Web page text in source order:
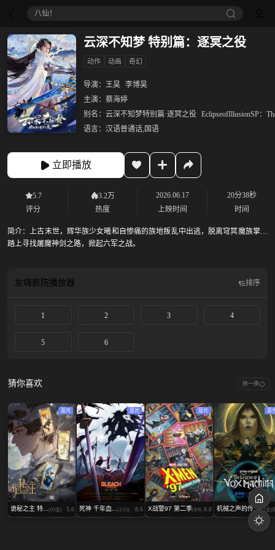
八仙！
云深不知梦 特别篇：逐冥之役
动作 动画 奇幻
导演： 王昊 李博昊
主演： 蔡海婷
别名： 云深不知梦特别篇·逐冥之役 EclipseofIllusionSP：
语言： 汉语普通话,国语
立即播放
5.7
评分
3.2万
热度
2026.06.17
上映时间
20分38秒
时间
简介：上古末世，辉华族少女曦和自惨痛的族地叛乱中出逃，脱离穹冥魔族掌控
踏上寻找屠魔神剑之路，掀起六军之战。
友嗨影院播放器 排序
1 2 3 4
5 6
猜你喜欢 换一换
蓝光
诡秘之主 特... (03全) 5.6
蓝光
死神 千年血... (2/13) 8.6
蓝光
X战警97 第二季(8/9) 8.8
蓝
机械之声的传... (12全)